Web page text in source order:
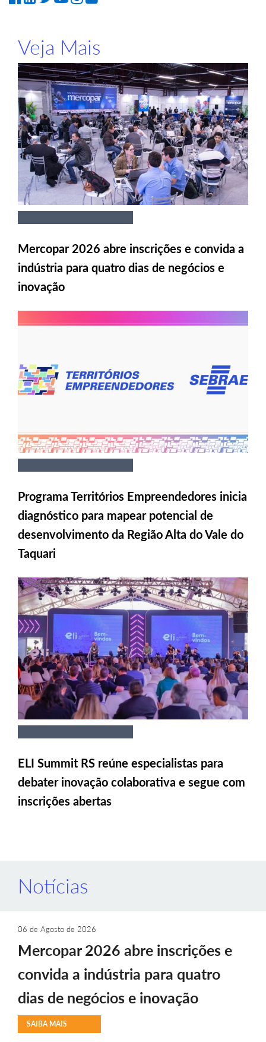
Veja Mais
Mercopar 2026 abre inscrições e convida a
indústria para quatro dias de negócios e
inovação
Programa Territórios Empreendedores inicia
diagnóstico para mapear potencial de
desenvolvimento da Região Alta do Vale do
Taquari
ELI Summit RS reúne especialistas para
debater inovação colaborativa e segue com
inscrições abertas
Notícias
06 de Agosto de 2026
Mercopar 2026 abre inscrições e
convida a indústria para quatro
dias de negócios e inovação
SAIBA MAIS